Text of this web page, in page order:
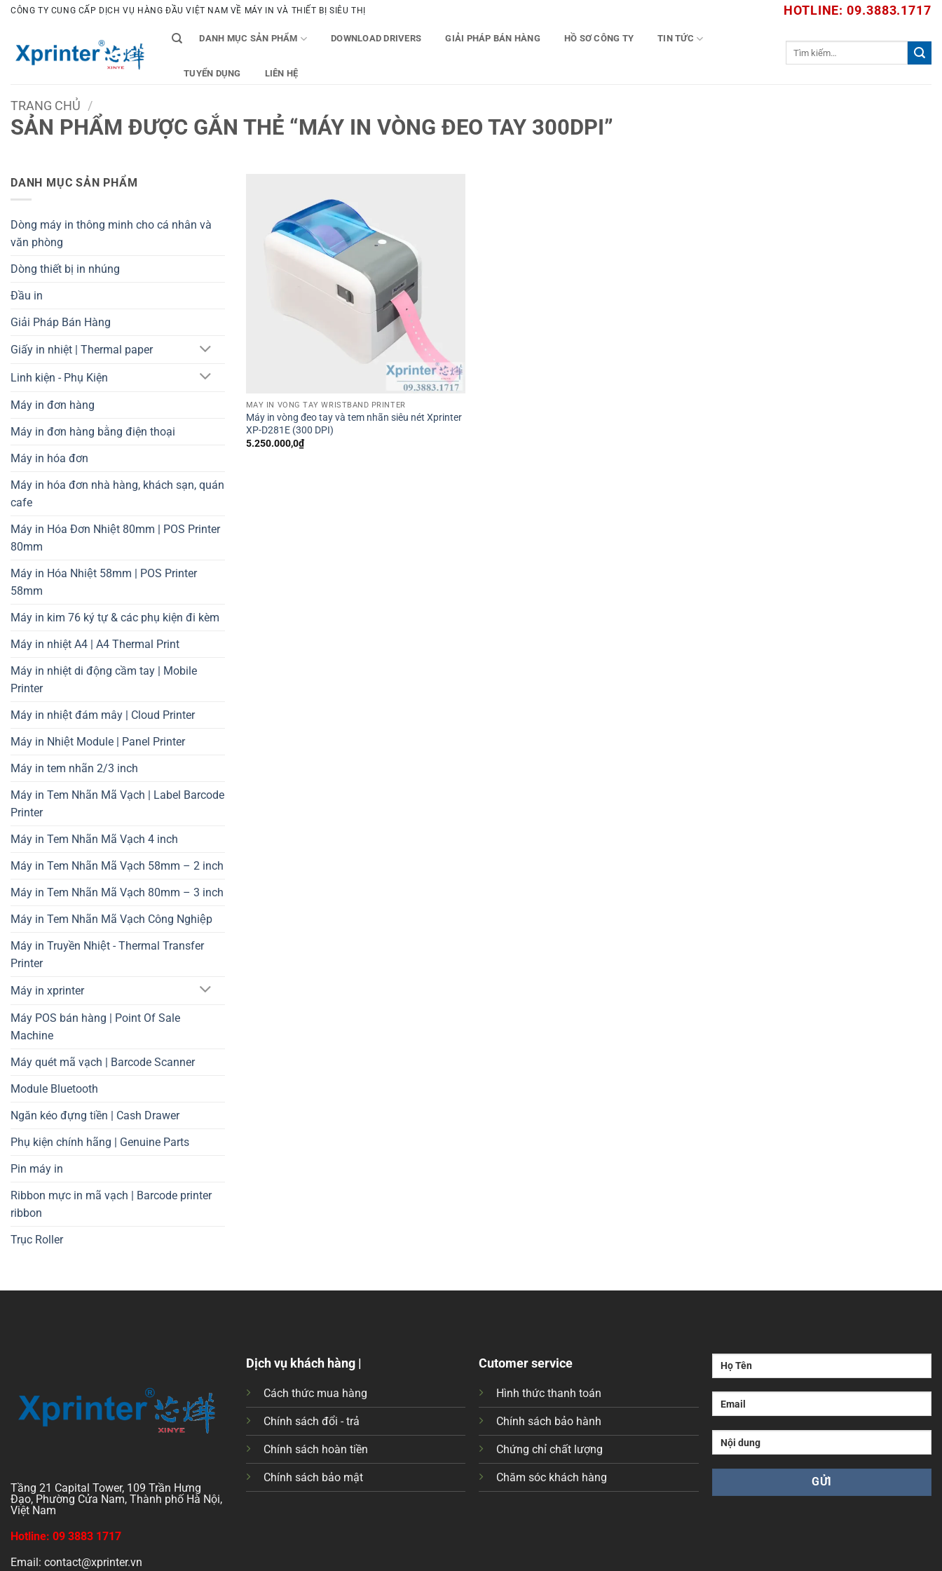
Bỏ
dung
CÔNG TY CUNG CẤP DỊCH VỤ HÀNG ĐẦU VIỆT NAM VỀ MÁY IN VÀ THIẾT BỊ SIÊU THỊ HOTLINE: 09.3883.1717
DANH MỤC SẢN PHẨM DOWNLOAD DRIVERS GIẢI PHÁP BÁN HÀNG HỒ SƠ CÔNG TY TIN TỨC
TUYỂN DỤNG LIÊN HỆ
TRANG CHỦ /
SẢN PHẨM ĐƯỢC GẮN THẺ “MÁY IN VÒNG ĐEO TAY 300DPI”
DANH MỤC SẢN PHẨM
Dòng máy in thông minh cho cá nhân và
văn phòng
Dòng thiết bị in nhúng
Đầu in
Giải Pháp Bán Hàng
Giấy in nhiệt | Thermal paper
Linh kiện - Phụ Kiện
Máy in đơn hàng
Máy in đơn hàng bằng điện thoại
Máy in hóa đơn
Máy in hóa đơn nhà hàng, khách sạn, quán
cafe
Máy in Hóa Đơn Nhiệt 80mm | POS Printer
80mm
Máy in Hóa Nhiệt 58mm | POS Printer
58mm
Máy in kim 76 ký tự & các phụ kiện đi kèm
Máy in nhiệt A4 | A4 Thermal Print
Máy in nhiệt di động cầm tay | Mobile
Printer
Máy in nhiệt đám mây | Cloud Printer
Máy in Nhiệt Module | Panel Printer
Máy in tem nhãn 2/3 inch
Máy in Tem Nhãn Mã Vạch | Label Barcode
Printer
Máy in Tem Nhãn Mã Vạch 4 inch
Máy in Tem Nhãn Mã Vạch 58mm – 2 inch
Máy in Tem Nhãn Mã Vạch 80mm – 3 inch
Máy in Tem Nhãn Mã Vạch Công Nghiệp
Máy in Truyền Nhiệt - Thermal Transfer
Printer
Máy in xprinter
Máy POS bán hàng | Point Of Sale
Machine
Máy quét mã vạch | Barcode Scanner
Module Bluetooth
Ngăn kéo đựng tiền | Cash Drawer
Phụ kiện chính hãng | Genuine Parts
Pin máy in
Ribbon mực in mã vạch | Barcode printer
ribbon
Trục Roller
MÁY IN VÒNG TAY WRISTBAND PRINTER
Máy in vòng đeo tay và tem nhãn siêu nét Xprinter
XP-D281E (300 DPI)
5.250.000,0₫
Tầng 21 Capital Tower, 109 Trần Hưng
Đạo, Phường Cửa Nam, Thành phố Hà Nội,
Việt Nam
Hotline: 09 3883 1717
Email: contact@xprinter.vn
Dịch vụ khách hàng |
Cách thức mua hàng
Chính sách đổi - trả
Chính sách hoàn tiền
Chính sách bảo mật
Cutomer service
Hình thức thanh toán
Chính sách bảo hành
Chứng chỉ chất lượng
Chăm sóc khách hàng